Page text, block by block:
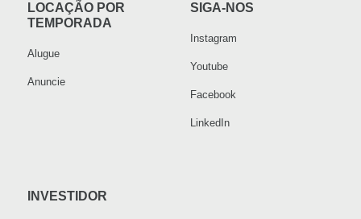
LOCAÇÃO POR
TEMPORADA
Alugue
Anuncie
SIGA-NOS
Instagram
Youtube
Facebook
LinkedIn
INVESTIDOR